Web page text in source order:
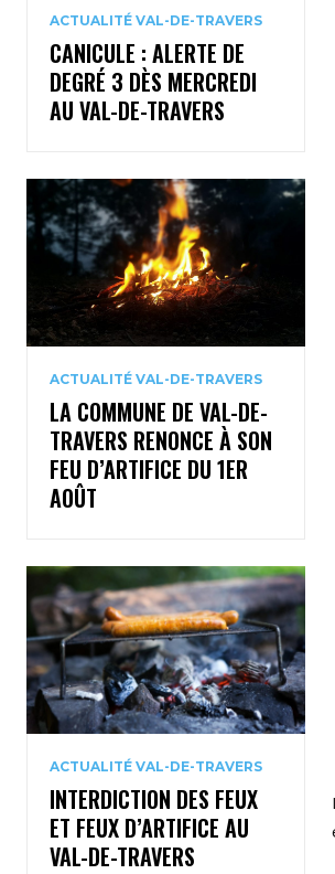
ACTUALITÉ VAL-DE-TRAVERS
CANICULE : ALERTE DE
DEGRÉ 3 DÈS MERCREDI
AU VAL-DE-TRAVERS
ACTUALITÉ VAL-DE-TRAVERS
LA COMMUNE DE VAL-DE-
TRAVERS RENONCE À SON
FEU D’ARTIFICE DU 1ER
AOÛT
ACTUALITÉ VAL-DE-TRAVERS
INTERDICTION DES FEUX
ET FEUX D’ARTIFICE AU
VAL-DE-TRAVERS